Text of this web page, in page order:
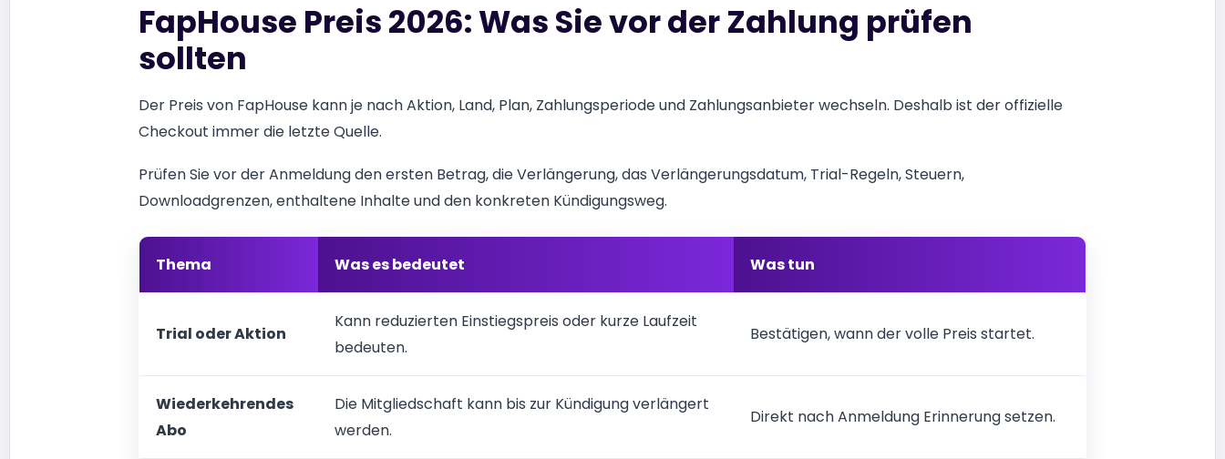
FapHouse Preis 2026: Was Sie vor der Zahlung prüfen
sollten
Der Preis von FapHouse kann je nach Aktion, Land, Plan, Zahlungsperiode und Zahlungsanbieter wechseln. Deshalb ist der offizielle
Checkout immer die letzte Quelle.
Prüfen Sie vor der Anmeldung den ersten Betrag, die Verlängerung, das Verlängerungsdatum, Trial-Regeln, Steuern,
Downloadgrenzen, enthaltene Inhalte und den konkreten Kündigungsweg.
Thema Was es bedeutet Was tun
Trial oder Aktion
Kann reduzierten Einstiegspreis oder kurze Laufzeit
bedeuten.
Bestätigen, wann der volle Preis startet.
Wiederkehrendes
Abo
Die Mitgliedschaft kann bis zur Kündigung verlängert
werden.
Direkt nach Anmeldung Erinnerung setzen.